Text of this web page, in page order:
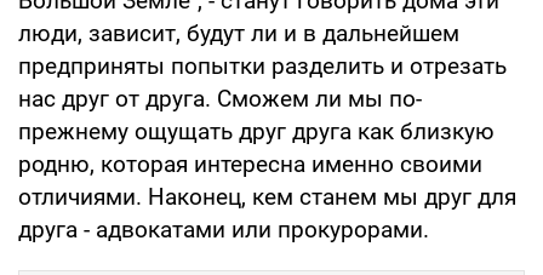
люди, зависит, будут ли и в дальнейшем
предприняты попытки разделить и отрезать
нас друг от друга. Сможем ли мы по-
прежнему ощущать друг друга как близкую
родню, которая интересна именно своими
отличиями. Наконец, кем станем мы друг для
друга - адвокатами или прокурорами.